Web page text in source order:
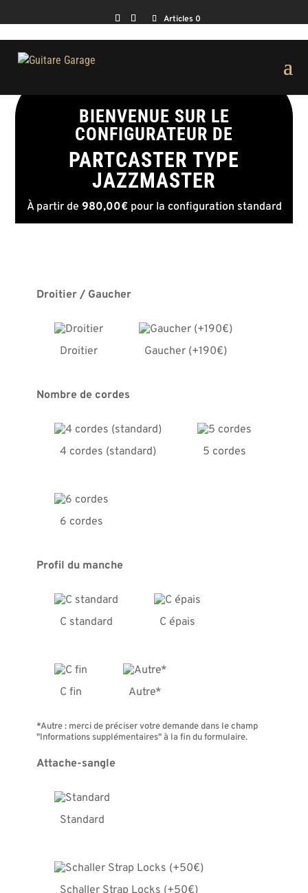
Articles 0
BIENVENUE SUR LE
CONFIGURATEUR DE
PARTCASTER TYPE
JAZZMASTER
À partir de 980,00€pour la configuration standard
Droitier / Gaucher
Droitier Gaucher (+190€)
Nombre de cordes
4 cordes (standard) 5 cordes
6 cordes
Profil du manche
C standard C épais
C fin Autre*
*Autre : merci de préciser votre demande dans le champ
"Informations supplémentaires" à la fin du formulaire.
Attache-sangle
Standard
Schaller Strap Locks (+50€)